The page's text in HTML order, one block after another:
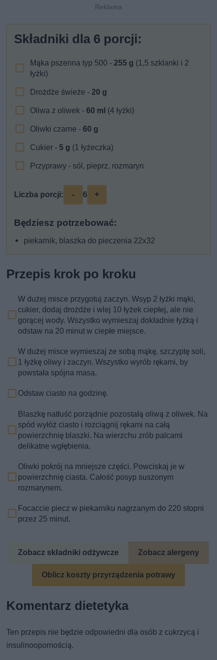
Składniki dla 6 porcji:
Mąka pszenna typ 500 -255 g (1,5 szklanki i 2
łyżki)
Drożdże świeże -20 g
Oliwa z oliwek -60 ml (4 łyżki)
Oliwki czarne -60 g
Cukier - 5 g (1 łyżeczka)
Przyprawy - sól, pieprz, rozmaryn
Liczba porcji: - 6 +
Będziesz potrzebować:
piekarnik, blaszka do pieczenia 22x32
Przepis krok po kroku
W dużej misce przygotuj zaczyn. Wsyp 2 łyżki mąki,
cukier, dodaj drożdże i wlej 10 łyżek ciepłej, ale nie
gorącej wody. Wszystko wymieszaj dokładnie łyżką i
odstaw na 20 minut w ciepłe miejsce.
W dużej misce wymieszaj ze sobą mąkę, szczyptę soli,
1 łyżkę oliwy i zaczyn. Wszystko wyrób rękami, by
powstała spójna masa.
Odstaw ciasto na godzinę.
Blaszkę natłuść porządnie pozostałą oliwą z oliwek. Na
spód wyłóż ciasto i rozciągnij rękami na całą
powierzchnię blaszki. Na wierzchu zrób palcami
delikatne wgłębienia.
Oliwki pokrój na mniejsze części. Powciskaj je w
powierzchnię ciasta. Całość posyp suszonym
rozmarynem.
Focaccie piecz w piekarniku nagrzanym do 220 stopni
przez 25 minut.
Zobacz składniki odżywcze Zobacz alergeny
Oblicz koszty przyrządzenia potrawy
Komentarz dietetyka
Ten przepis nie będzie odpowiedni dla osób z cukrzycą i
insulinoopornością.